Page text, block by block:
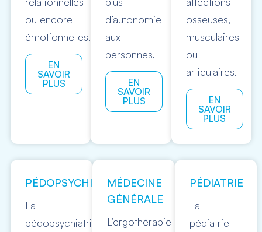
ou encore
émotionnelles.
EN
SAVOIR
PLUS
d’autonomie
aux
personnes.
EN
SAVOIR
PLUS
osseuses,
musculaires
ou
articulaires.
EN
SAVOIR
PLUS
PÉDOPSYCHIATRIE
La
pédopsychiatrie
MÉDECINE
GÉNÉRALE
L’ergothérapie
PÉDIATRIE
La
pédiatrie